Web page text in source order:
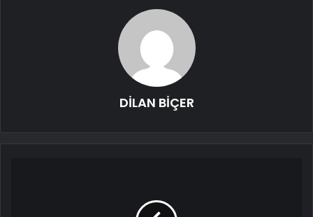
DİLAN BİÇER